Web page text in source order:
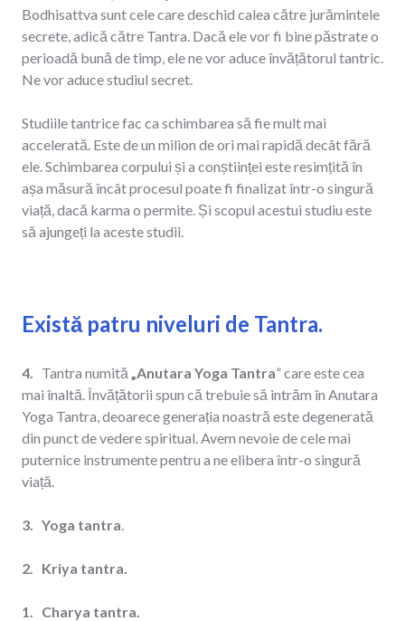
Bodhisattva sunt cele care deschid calea către jurămintele
secrete, adică către Tantra. Dacă ele vor fi bine păstrate o
perioadă bună de timp, ele ne vor aduce învățătorul tantric.
Ne vor aduce studiul secret.
Studiile tantrice fac ca schimbarea să fie mult mai
accelerată. Este de un milion de ori mai rapidă decât fără
ele. Schimbarea corpului și a conștiinței este resimțită în
așa măsură încât procesul poate fi finalizat într-o singură
viață, dacă karma o permite. Și scopul acestui studiu este
să ajungeți la aceste studii.
Există patru niveluri de Tantra.
4. Tantra numită „Anutara Yoga Tantra” care este cea
mai înaltă. Învățătorii spun că trebuie să intrăm în Anutara
Yoga Tantra, deoarece generația noastră este degenerată
din punct de vedere spiritual. Avem nevoie de cele mai
puternice instrumente pentru a ne elibera într-o singură
viață.
3. Yoga tantra
2. Kriya tantra.
1. Charya tantra.